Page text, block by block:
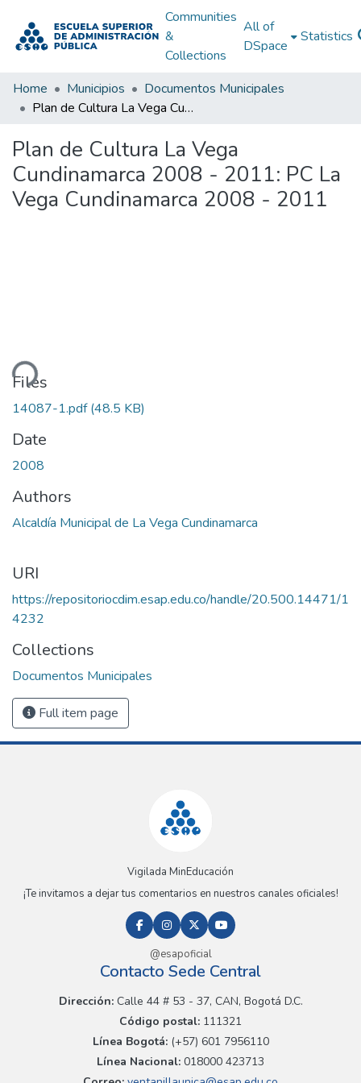
Communities
&
Collections
All of
DSpace
Statistics
Home Municipios
Documentos Municipales
Plan de Cultura La Vega Cundinamarca 2008 - 2011: PC La Vega Cundinamarca 2008 - 2011
Plan de Cultura La Vega
Cundinamarca 2008 - 2011: PC La
Vega Cundinamarca 2008 - 2011
Files
14087-1.pdf(48.5 KB)
Date
2008
Authors
Alcaldía Municipal de La Vega Cundinamarca
URI
https://repositoriocdim.esap.edu.co/handle/20.500.14471/1
4232
Collections
Documentos Municipales
Full item page
Vigilada MinEducación
¡Te invitamos a dejar tus comentarios en nuestros canales oficiales!
@esapoficial
Contacto Sede Central
Dirección:Calle 44 # 53 - 37, CAN, Bogotá D.C.
Código postal: 111321
Línea Bogotá:(+57) 601 7956110
Línea Nacional: 018000 423713